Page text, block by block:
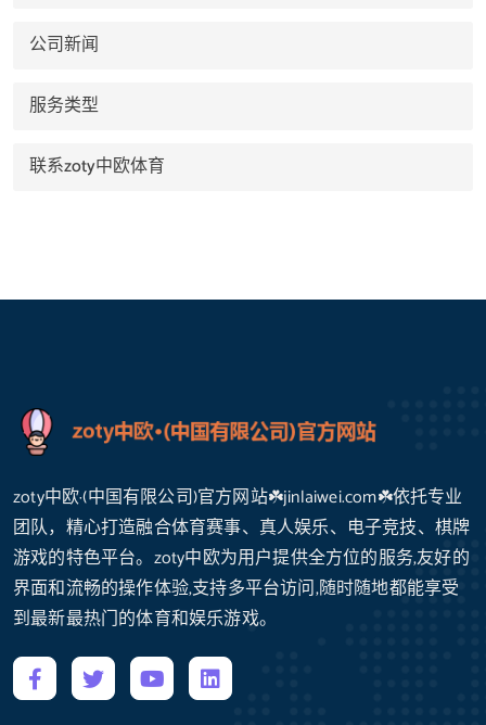
公司新闻
服务类型
联系zoty中欧体育
zoty中欧·(中国有限公司)官方网站☘️jinlaiwei.com☘️依托专业
团队，精心打造融合体育赛事、真人娱乐、电子竞技、棋牌
游戏的特色平台。zoty中欧为用户提供全方位的服务,友好的
界面和流畅的操作体验,支持多平台访问,随时随地都能享受
到最新最热门的体育和娱乐游戏。